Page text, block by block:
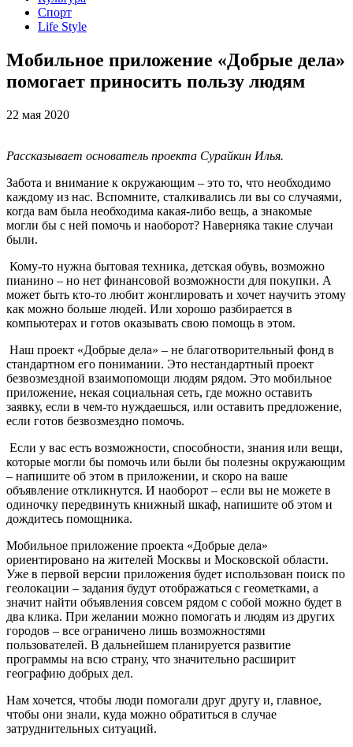
Спорт
Life Style
Мобильное приложение «Добрые дела»
помогает приносить пользу людям
22 мая 2020
Рассказывает основатель проекта Сурайкин Илья.
Забота и внимание к окружающим – это то, что необходимо
каждому из нас. Вспомните, сталкивались ли вы со случаями,
когда вам была необходима какая-либо вещь, а знакомые
могли бы с ней помочь и наоборот? Наверняка такие случаи
были.
Кому-то нужна бытовая техника, детская обувь, возможно
пианино – но нет финансовой возможности для покупки. А
может быть кто-то любит жонглировать и хочет научить этому
как можно больше людей. Или хорошо разбирается в
компьютерах и готов оказывать свою помощь в этом.
Наш проект «Добрые дела» – не благотворительный фонд в
стандартном его понимании. Это нестандартный проект
безвозмездной взаимопомощи людям рядом. Это мобильное
приложение, некая социальная сеть, где можно оставить
заявку, если в чем-то нуждаешься, или оставить предложение,
если готов безвозмездно помочь.
Если у вас есть возможности, способности, знания или вещи,
которые могли бы помочь или были бы полезны окружающим
– напишите об этом в приложении, и скоро на ваше
объявление откликнутся. И наоборот – если вы не можете в
одиночку передвинуть книжный шкаф, напишите об этом и
дождитесь помощника.
Мобильное приложение проекта «Добрые дела»
ориентировано на жителей Москвы и Московской области.
Уже в первой версии приложения будет использован поиск по
геолокации – задания будут отображаться с геометками, а
значит найти объявления совсем рядом с собой можно будет в
два клика. При желании можно помогать и людям из других
городов – все ограничено лишь возможностями
пользователей. В дальнейшем планируется развитие
программы на всю страну, что значительно расширит
географию добрых дел.
Нам хочется, чтобы люди помогали друг другу и, главное,
чтобы они знали, куда можно обратиться в случае
затруднительных ситуаций.